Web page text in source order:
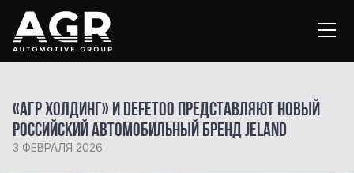
«АГР Холдинг» и Defetoo представляют новый
российский автомобильный бренд JELAND
3 ФЕВРАЛЯ 2026